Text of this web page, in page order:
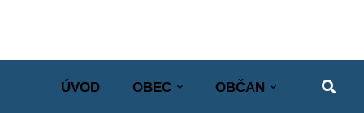
ÚVOD OBEC OBČAN